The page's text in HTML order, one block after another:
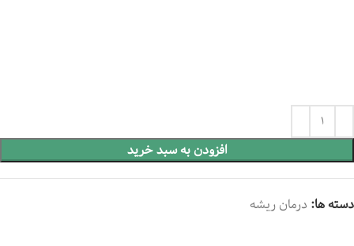
افزودن به سبد خرید
دسته ها:درمان ریشه